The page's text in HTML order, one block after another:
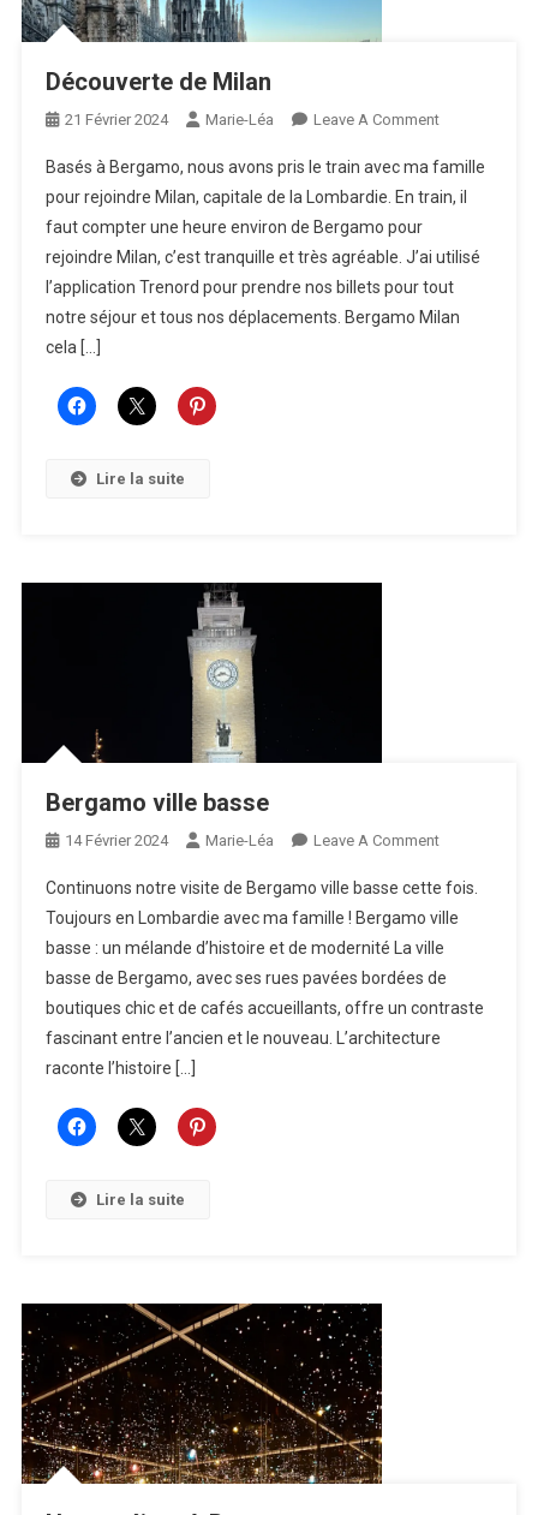
Découverte de Milan
21 Février 2024 Marie-Léa Leave A CommentOn
De
Milan
Basés à Bergamo, nous avons pris le train avec ma famille
pour rejoindre Milan, capitale de la Lombardie. En train, il
faut compter une heure environ de Bergamo pour
rejoindre Milan, c’est tranquille et très agréable. J’ai utilisé
l’application Trenord pour prendre nos billets pour tout
notre séjour et tous nos déplacements. Bergamo Milan
cela […]
Lire la suite
Bergamo ville basse
14 Février 2024 Marie-Léa Leave A CommentOn
Ville
Basse
Continuons notre visite de Bergamo ville basse cette fois.
Toujours en Lombardie avec ma famille ! Bergamo ville
basse : un mélande d’histoire et de modernité La ville
basse de Bergamo, avec ses rues pavées bordées de
boutiques chic et de cafés accueillants, offre un contraste
fascinant entre l’ancien et le nouveau. L’architecture
raconte l’histoire […]
Lire la suite